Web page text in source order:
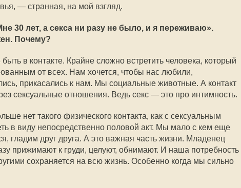
— странная, на мой взгляд.
30 лет, а секса ни разу не было, и я переживаю».
Почему?
в контакте. Крайне сложно встретить человека, который
от всех. Нам хочется, чтобы нас любили,
прикасались к нам. Мы социальные животные. А контакт
сексуальные отношения. Ведь секс — это про интимность.
нет такого физического контакта, как с сексуальным
в виду непосредственно половой акт. Мы мало с кем еще
гладим друг друга. А это важная часть жизни. Младенец
прижимают к груди, целуют, обнимают. И наша потребность
сохраняется на всю жизнь. Особенно когда мы сильно